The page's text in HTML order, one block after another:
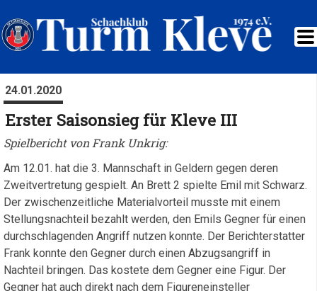
24.01.2020
Erster Saisonsieg für Kleve III
Spielbericht von Frank Unkrig:
Am 12.01. hat die 3. Mannschaft in Geldern gegen deren
Zweitvertretung gespielt. An Brett 2 spielte Emil mit Schwarz.
Der zwischenzeitliche Materialvorteil musste mit einem
Stellungsnachteil bezahlt werden, den Emils Gegner für einen
durchschlagenden Angriff nutzen konnte. Der Berichterstatter
Frank konnte den Gegner durch einen Abzugsangriff in
Nachteil bringen. Das kostete dem Gegner eine Figur. Der
Gegner hat auch direkt nach dem Figureneinsteller